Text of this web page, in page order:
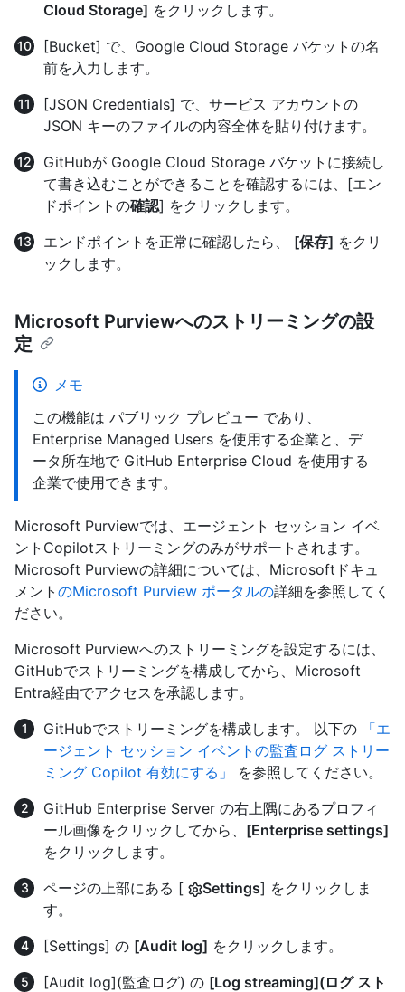
Cloud Storage] をクリックします。
[Bucket] で、Google Cloud Storage バケットの名
前を入力します。
[JSON Credentials] で、サービス アカウントの
JSON キーのファイルの内容全体を貼り付けます。
GitHubが Google Cloud Storage バケットに接続し
て書き込むことができることを確認するには、[エン
ドポイントの確認] をクリックします。
エンドポイントを正常に確認したら、 [保存] をクリ
ックします。
Microsoft Purviewへのストリーミングの設
定
メモ
この機能は パブリック プレビュー であり、
Enterprise Managed Users を使用する企業と、デ
ータ所在地で GitHub Enterprise Cloud を使用する
企業で使用できます。
Microsoft Purviewでは、エージェント セッション イベ
ントCopilotストリーミングのみがサポートされます。
Microsoft Purviewの詳細については、Microsoftドキュ
メント のMicrosoft Purview ポータルの詳細を参照してく
ださい。
Microsoft Purviewへのストリーミングを設定するには、
GitHubでストリーミングを構成してから、Microsoft
Entra経由でアクセスを承認します。
GitHubでストリーミングを構成します。 以下の
「エ
ージェント セッション イベントの監査ログ ストリー
ミング Copilot 有効にする」
を参照してください。
GitHub Enterprise Server の右上隅にあるプロフィ
ール画像をクリックしてから、 [Enterprise settings]
をクリックします。
ページの上部にある [
Settings] をクリックしま
す。
[Settings] の [Audit log] をクリックします。
[Audit log](監査ログ) の [Log streaming](ログ スト